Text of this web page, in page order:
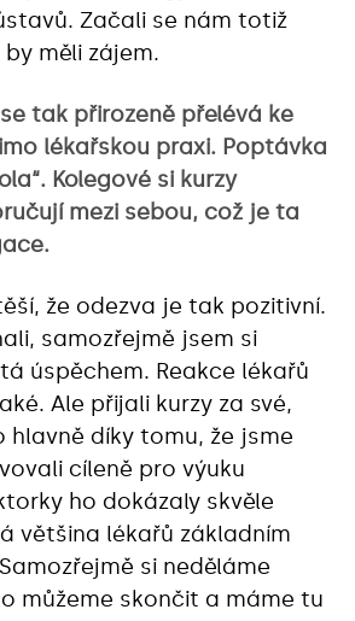
Začali se nám totiž
měli zájem.
se tak přirozeně přelévá ke
lékařskou praxi. Poptávka
Kolegové si kurzy
mezi sebou, což je ta
že odezva je tak pozitivní.
samozřejmě jsem si
úspěchem. Reakce lékařů
Ale přijali kurzy za své,
hlavně díky tomu, že jsme
cíleně pro výuku
ho dokázaly skvěle
většina lékařů základním
si neděláme
můžeme skončit a máme tu